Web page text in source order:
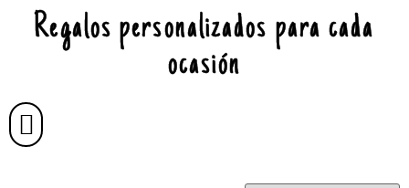
Regalos personalizados para cada
ocasión